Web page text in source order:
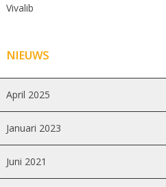
Vivalib
NIEUWS
April 2025
Januari 2023
Juni 2021